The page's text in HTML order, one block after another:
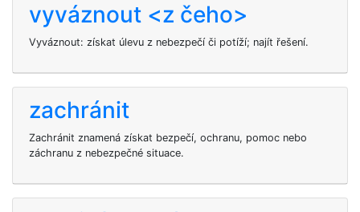
vyváznout <z čeho>
Vyváznout: získat úlevu z nebezpečí či potíží; najít řešení.
zachránit
Zachránit znamená získat bezpečí, ochranu, pomoc nebo
záchranu z nebezpečné situace.